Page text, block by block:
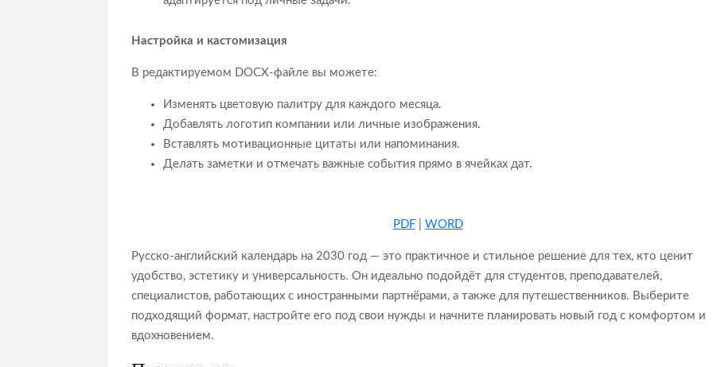
Настройка и кастомизация
В редактируемом DOCX-файле вы можете:
Изменять цветовую палитру для каждого месяца.
Добавлять логотип компании или личные изображения.
Вставлять мотивационные цитаты или напоминания.
Делать заметки и отмечать важные события прямо в ячейках дат.
PDF| WORD
Русско-английский календарь на 2030 год — это практичное и стильное решение для тех, кто ценит
удобство, эстетику и универсальность. Он идеально подойдёт для студентов, преподавателей,
специалистов, работающих с иностранными партнёрами, а также для путешественников. Выберите
подходящий формат, настройте его под свои нужды и начните планировать новый год с комфортом и
вдохновением.